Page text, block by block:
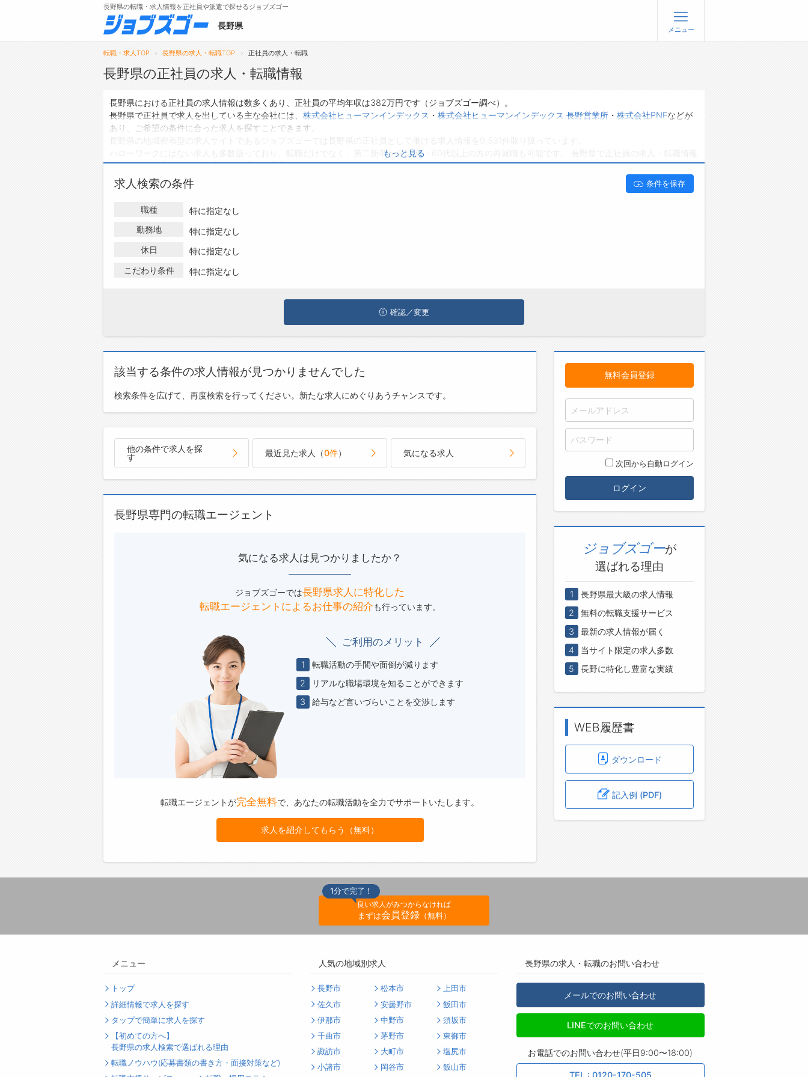
メニュー
トップ
長野県の求人検索で選ばれる理由
転職支援サービスについて
長野県の転職・求人情報を正社員や派遣で探せるジョブズゴー
長野県 メニュー
転職・求人TOP 長野県の求人・転職TOP 正社員の求人・転職
長野県の正社員の求人・転職情報
長野県における正社員の求人情報は数多くあり、正社員の平均年収は382万円です（ジョブズゴー調べ）。
長野県で正社員で求人を出している主な会社には、 株式会社ヒューマンインデックス ・ 株式会社ヒューマンインデックス 長野営業所 ・ 株式会社PNFなどが
あり、ご希望の条件に合った求人を探すことできます。
ハローワークにはない求人も多数扱っており、転職だけでなく、第二新卒から50代・60代以上の方の再就職も可能です。 長野県で正社員の求人・転職情報
を探している方は、ぜひ興味のある職種に応募してみてくださいね。
もっと見る
求人検索の条件 条件を保存
職種
特に指定なし
勤務地
特に指定なし
休日
特に指定なし
こだわり条件
特に指定なし
確認／変更
該当する条件の求人情報が見つかりませんでした
検索条件を広げて、再度検索を行ってください。新たな求人にめぐりあうチャンスです。
他の条件で求人を探
す
最近見た求人（0件） 気になる求人
長野県専門の転職エージェント
気になる求人は見つかりましたか？
ジョブズゴーでは長野県求人に特化した
転職エージェントによるお仕事の紹介も行っています。
ご利用のメリット
1
転職活動の手間や面倒が減ります
2
リアルな職場環境を知ることができます
3
給与など言いづらいことを交渉します
転職エージェントが完全無料で、 あなたの転職活動を全力でサポートいたします。
求人を紹介してもらう（無料）
無料会員登録
次回から自動ログイン
ログイン
ジョブズゴーが
選ばれる理由
1
長野県最大級の求人情報
2
無料の転職支援サービス
3
最新の求人情報が届く
4
当サイト限定の求人多数
5
長野に特化し豊富な実績
WEB履歴書
ダウンロード
記入例 (PDF)
1分で完了！
良い求人がみつからなければ
まずは会員登録（無料）
メニュー
トップ
詳細情報で求人を探す
タップで簡単に求人を探す
【初めての方へ】
長野県の求人検索で選ばれる理由
転職ノウハウ(応募書類の書き方・面接対策など)
人気の地域別求人
長野市 松本市
上田市
佐久市
安曇野市
飯田市
伊那市
中野市
須坂市
千曲市
茅野市
東御市
諏訪市
大町市
塩尻市
小諸市
岡谷市 飯山市
長野県の求人・転職のお問い合わせ
メールでのお問い合わせ
LINEでのお問い合わせ
お電話でのお問い合わせ(平日9:00〜18:00)